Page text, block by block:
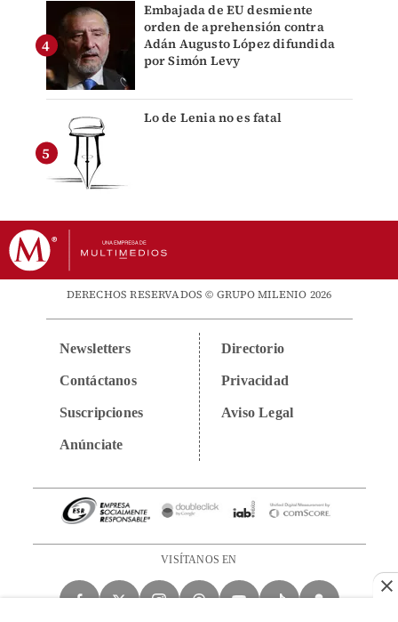
Embajada de EU desmiente
orden de aprehensión contra
Adán Augusto López difundida
por Simón Levy
Lo de Lenia no es fatal
DERECHOS RESERVADOS © GRUPO MILENIO 2026
Newsletters
Contáctanos
Suscripciones
Anúnciate
Directorio
Privacidad
Aviso Legal
VISÍTANOS EN